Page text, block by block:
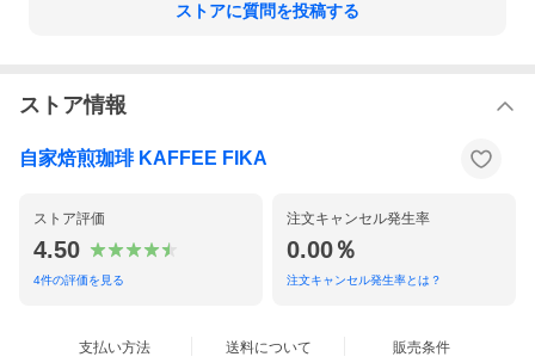
ストアに質問を投稿する
ストア情報
自家焙煎珈琲 KAFFEE FIKA
ストア評価
4.50
4件の評価を見る
注文キャンセル発生率
0.00％
注文キャンセル発生率とは？
支払い方法 送料について 販売条件